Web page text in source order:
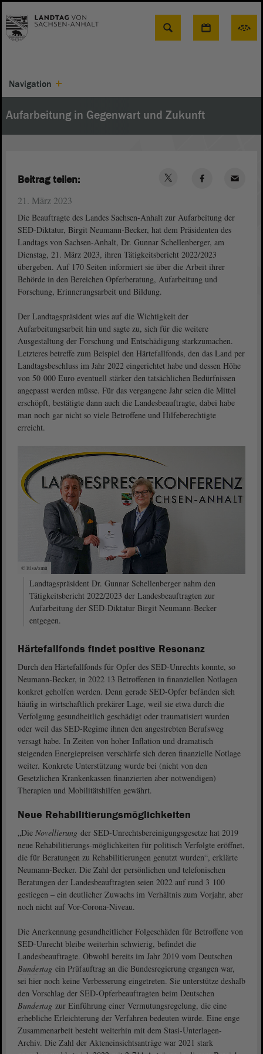
Suche
Navigation
Aufarbeitung in Gegenwart und Zukunft
21. März 2023
Die Beauftragte des Landes Sachsen-Anhalt zur Aufarbeitung der
SED-Diktatur, Birgit Neumann-Becker, hat dem Präsidenten des
Landtags von Sachsen-Anhalt, Dr. Gunnar Schellenberger, am
Dienstag, 21. März 2023, ihren Tätigkeitsbericht 2022/2023
übergeben. Auf 170 Seiten informiert sie über die Arbeit ihrer
Behörde in den Bereichen Opferberatung, Aufarbeitung und
Forschung, Erinnerungsarbeit und Bildung.
Der Landtagspräsident wies auf die Wichtigkeit der
Aufarbeitungsarbeit hin und sagte zu, sich für die weitere
Ausgestaltung der Forschung und Entschädigung starkzumachen.
Letzteres betreffe zum Beispiel den Härtefallfonds, den das Land per
Landtagsbeschluss im Jahr 2022 eingerichtet habe und dessen Höhe
von 50 000 Euro eventuell stärker den tatsächlichen Bedürfnissen
angepasst werden müsse. Für das vergangene Jahr seien die Mittel
erschöpft, bestätigte dann auch die Landesbeauftragte, dabei habe
man noch gar nicht so viele Betroffene und Hilfeberechtigte
erreicht.
© ltlsa/smü
Landtagspräsident Dr. Gunnar Schellenberger nahm den
Tätigkeitsbericht 2022/2023 der Landesbeauftragten zur
Aufarbeitung der SED-Diktatur Birgit Neumann-Becker
entgegen.
Härtefallfonds findet positive Resonanz
Durch den Härtefallfonds für Opfer des SED-Unrechts konnte, so
Neumann-Becker, in 2022 13 Betroffenen in finanziellen Notlagen
konkret geholfen werden. Denn gerade SED-Opfer befänden sich
häufig in wirtschaftlich prekärer Lage, weil sie etwa durch die
Verfolgung gesundheitlich geschädigt oder traumatisiert wurden
oder weil das SED-Regime ihnen den angestrebten Berufsweg
versagt habe. In Zeiten von hoher Inflation und dramatisch
steigenden Energiepreisen verschärfe sich deren finanzielle Notlage
weiter. Konkrete Unterstützung wurde bei (nicht von den
Gesetzlichen Krankenkassen finanzierten aber notwendigen)
Therapien und Mobilitätshilfen gewährt.
Neue Rehabilitierungsmöglichkeiten
„Die Novellierung der SED-Unrechtsbereinigungsgesetze hat 2019
neue Rehabilitierungs-möglichkeiten für politisch Verfolgte eröffnet,
die für Beratungen zu Rehabilitierungen genutzt wurden“, erklärte
Neumann-Becker. Die Zahl der persönlichen und telefonischen
Beratungen der Landesbeauftragten seien 2022 auf rund 3 100
gestiegen – ein deutlicher Zuwachs im Verhältnis zum Vorjahr, aber
noch nicht auf Vor-Corona-Niveau.
Die Anerkennung gesundheitlicher Folgeschäden für Betroffene von
SED-Unrecht bleibe weiterhin schwierig, befindet die
Landesbeauftragte. Obwohl bereits im Jahr 2019 vom Deutschen
Bundestag ein Prüfauftrag an die Bundesregierung ergangen war,
sei hier noch keine Verbesserung eingetreten. Sie unterstütze deshalb
den Vorschlag der SED-Opferbeauftragten beim Deutschen
Bundestag zur Einführung einer Vermutungsregelung, die eine
erhebliche Erleichterung der Verfahren bedeuten würde. Eine enge
Zusammenarbeit besteht weiterhin mit dem Stasi-Unterlagen-
Archiv. Die Zahl der Akteneinsichtsanträge war 2021 stark
Beitrag teilen: